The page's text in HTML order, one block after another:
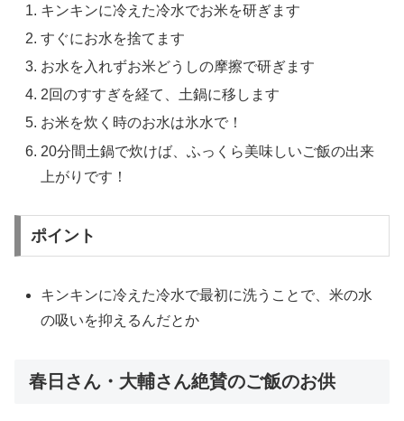
キンキンに冷えた冷水でお米を研ぎます
すぐにお水を捨てます
お水を入れずお米どうしの摩擦で研ぎます
2回のすすぎを経て、土鍋に移します
お米を炊く時のお水は氷水で！
20分間土鍋で炊けば、ふっくら美味しいご飯の出来
上がりです！
ポイント
キンキンに冷えた冷水で最初に洗うことで、米の水
の吸いを抑えるんだとか
春日さん・大輔さん絶賛のご飯のお供